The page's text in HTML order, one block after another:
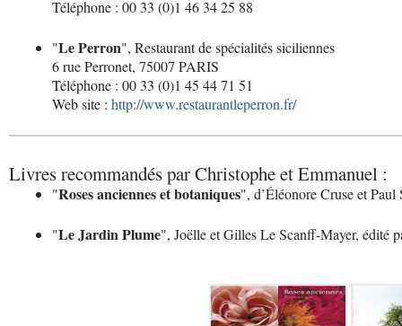
Téléphone : 00 33 (0)1 46 34 25 88
"Le Perron", Restaurant de spécialités siciliennes
6 rue Perronet, 75007 PARIS
Téléphone : 00 33 (0)1 45 44 71 51
Web site : http://www.restaurantleperron.fr/
Livres recommandés par Christophe et Emmanuel :
"Roses anciennes et botaniques", d’Éléonore Cruse et
"Le Jardin Plume", Joëlle et Gilles Le Scanff-Mayer, édité